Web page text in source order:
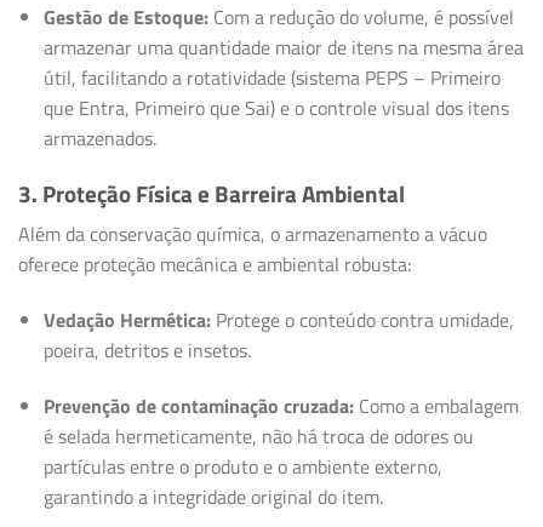
Gestão de Estoque:Com a redução do volume, é possível
armazenar uma quantidade maior de itens na mesma área
útil, facilitando a rotatividade (sistema PEPS – Primeiro
que Entra, Primeiro que Sai) e o controle visual dos itens
armazenados.
3. Proteção Física e Barreira Ambiental
Além da conservação química, o armazenamento a vácuo
oferece proteção mecânica e ambiental robusta:
Vedação Hermética:Protege o conteúdo contra umidade,
poeira, detritos e insetos.
Prevenção de contaminação cruzada:Como a embalagem
é selada hermeticamente, não há troca de odores ou
partículas entre o produto e o ambiente externo,
garantindo a integridade original do item.